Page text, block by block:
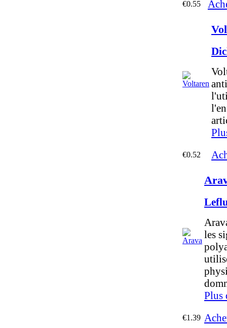
€0.55
€0.52
les
Plus
€1.39